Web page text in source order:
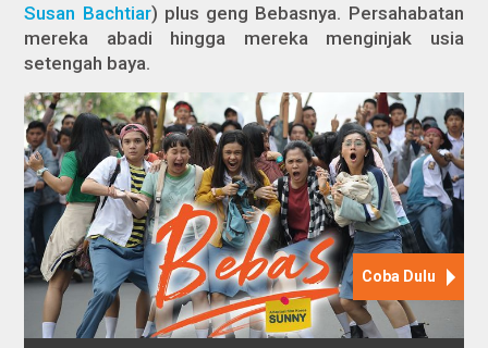
Susan Bachtiar) plus geng Bebasnya. Persahabatan
mereka abadi hingga mereka menginjak usia
setengah baya.